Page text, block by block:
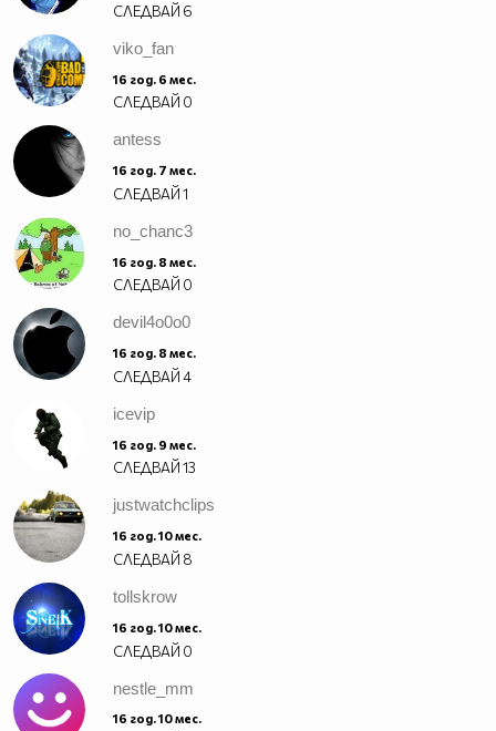
СЛЕДВАЙ 6
viko_fan
16 год. 6 мес.
СЛЕДВАЙ 0
antess
16 год. 7 мес.
СЛЕДВАЙ1
no_chanc3
16 год. 8 мес.
СЛЕДВАЙ 0
devil4o0o0
16 год. 8 мес.
СЛЕДВАЙ4
icevip
16 год. 9 мес.
СЛЕДВАЙ13
justwatchclips
16 год. 10 мес.
СЛЕДВАЙ 8
tollskrow
16 год. 10 мес.
СЛЕДВАЙ 0
nestle_mm
16 год. 10 мес.